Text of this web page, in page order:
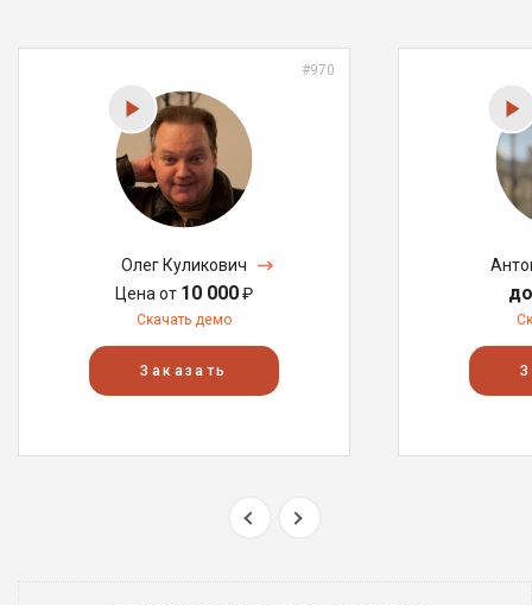
#970
Олег Куликович
Цена от 10 000₽
Скачать демо
Заказать